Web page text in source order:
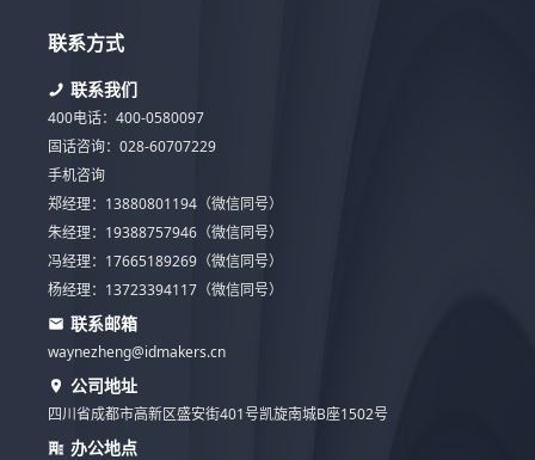
联系方式
联系我们
400电话：400-0580097
固话咨询：028-60707229
手机咨询
郑经理：13880801194（微信同号）
朱经理：19388757946（微信同号）
冯经理：17665189269（微信同号）
杨经理：13723394117（微信同号）
联系邮箱
waynezheng@idmakers.cn
公司地址
四川省成都市高新区盛安街401号凯旋南城B座1502号
办公地点